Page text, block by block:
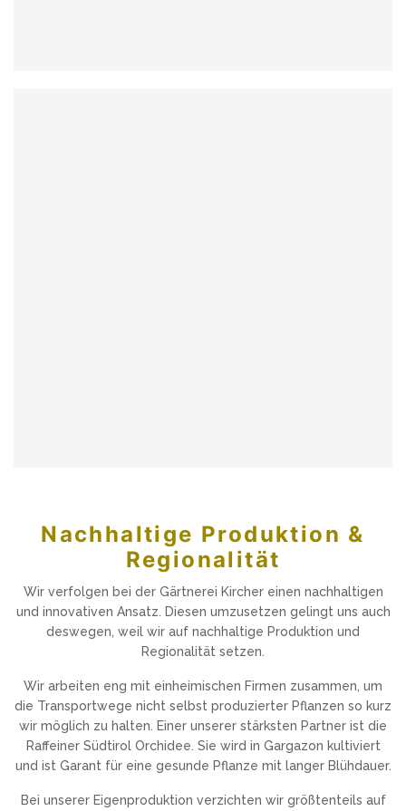
Nachhaltige Produktion &
Regionalität
Wir verfolgen bei der Gärtnerei Kircher einen nachhaltigen
und innovativen Ansatz. Diesen umzusetzen gelingt uns auch
deswegen, weil wir auf nachhaltige Produktion und
Regionalität setzen.
Wir arbeiten eng mit einheimischen Firmen zusammen, um
die Transportwege nicht selbst produzierter Pflanzen so kurz
wir möglich zu halten. Einer unserer stärksten Partner ist die
Raffeiner Südtirol Orchidee. Sie wird in Gargazon kultiviert
und ist Garant für eine gesunde Pflanze mit langer Blühdauer.
Bei unserer Eigenproduktion verzichten wir größtenteils auf